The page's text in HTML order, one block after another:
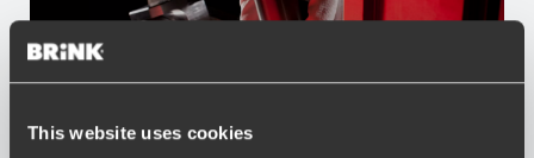
This website uses cookies